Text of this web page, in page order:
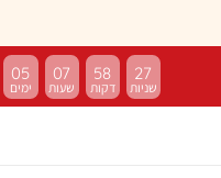
05 07 58 26